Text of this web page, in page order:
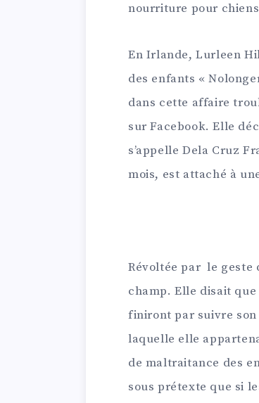
nourriture pour
En Irlande, Lurleen
des enfants «
dans cette affaire
sur Facebook. Elle
s’appelle Dela Cruz
mois, est attaché à
Révoltée par le geste
champ. Elle disait
finiront par suivre son
laquelle elle
de maltraitance des
sous prétexte que si